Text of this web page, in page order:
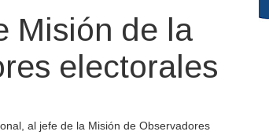
Misión de la
electorales
, al jefe de la Misión de Observadores